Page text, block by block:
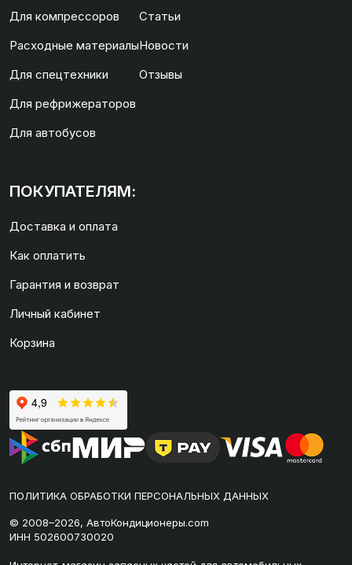
Для компрессоров
Расходные материалы
Для спецтехники
Для рефрижераторов
Для автобусов
Статьи
Новости
Отзывы
ПОКУПАТЕЛЯМ:
Доставка и оплата
Как оплатить
Гарантия и возврат
Личный кабинет
Корзина
ПОЛИТИКА ОБРАБОТКИ ПЕРСОНАЛЬНЫХ ДАННЫХ
© 2008–2026, АвтоКондиционеры.com
ИНН 502600730020